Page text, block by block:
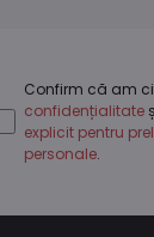
Confirm că am
confidențialitate
explicit pentru
personale.